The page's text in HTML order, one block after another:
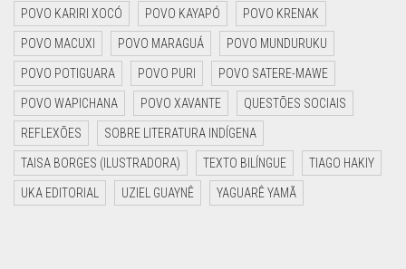
POVO KARIRI XOCÓ POVO KAYAPÓ POVO KRENAK
POVO MACUXI POVO MARAGUÁ POVO MUNDURUKU
POVO POTIGUARA POVO PURI POVO SATERE-MAWE
POVO WAPICHANA POVO XAVANTE QUESTÕES SOCIAIS
REFLEXÕES SOBRE LITERATURA INDÍGENA
TAISA BORGES (ILUSTRADORA) TEXTO BILÍNGUE TIAGO HAKIY
UKA EDITORIAL UZIEL GUAYNÊ YAGUARÊ YAMÃ